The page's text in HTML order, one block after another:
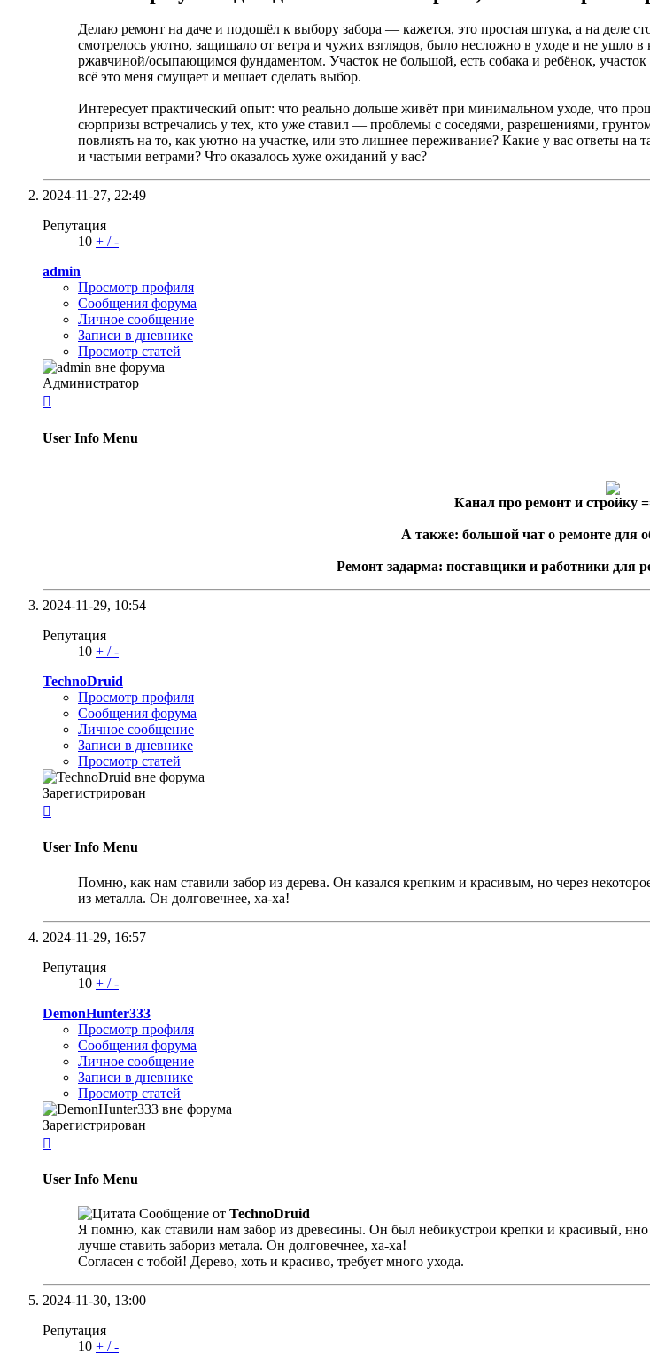
Делаю ремонт на даче и подошёл к выбору забора — кажется, это простая штука, а на деле
смотрелось уютно, защищало от ветра и чужих взглядов, было несложно в уходе и не ушло
ржавчиной/осыпающимся фундаментом. Участок не большой, есть собака и ребёнок,
всё это меня смущает и мешает сделать выбор.
Интересует практический опыт: что реально дольше живёт при минимальном уходе, что
сюрпризы встречались у тех, кто уже ставил — проблемы с соседями, разрешениями,
повлиять на то, как уютно на участке, или это лишнее переживание? Какие у вас ответы
и частыми ветрами? Что оказалось хуже ожиданий у вас?
2024-11-27, 22:49
Репутация
10 + /-
admin
Просмотр профиля
Сообщения форума
Личное сообщение
Записи в дневнике
Просмотр статей
Администратор

User Info Menu
Канал про ремонт и стройку
А также: большой чат о ремонте для
Ремонт задарма: поставщики и работники для
2024-11-29, 10:54
Репутация
10 + /-
TechnoDruid
Просмотр профиля
Сообщения форума
Личное сообщение
Записи в дневнике
Просмотр статей
Зарегистрирован

User Info Menu
Помню, как нам ставили забор из дерева. Он казался крепким и красивым, но через
из металла. Он долговечнее, ха-ха!
2024-11-29, 16:57
Репутация
10 + /-
DemonHunter333
Просмотр профиля
Сообщения форума
Личное сообщение
Записи в дневнике
Просмотр статей
Зарегистрирован

User Info Menu
Сообщение от TechnoDruid
Я помню, как ставили нам забор из древесины. Он был небикустрои крепки и красивый, нно
лучше ставить забориз метала. Он долговечнее, ха-ха!
Согласен с тобой! Дерево, хоть и красиво, требует много ухода.
2024-11-30, 13:00
Репутация
10 + /-